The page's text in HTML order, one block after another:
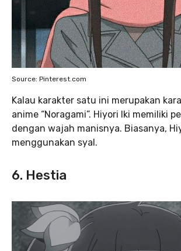
Source: Pinterest.com
Kalau karakter satu ini merupakan
anime “Noragami”. Hiyori Iki memiliki
dengan wajah manisnya. Biasanya,
menggunakan syal.
6. Hestia